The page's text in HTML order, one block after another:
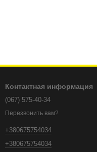
лишних усилий!
Контактная информация
(067) 575-40-34
Перезвонить вам?
+380675754034
+380675754034